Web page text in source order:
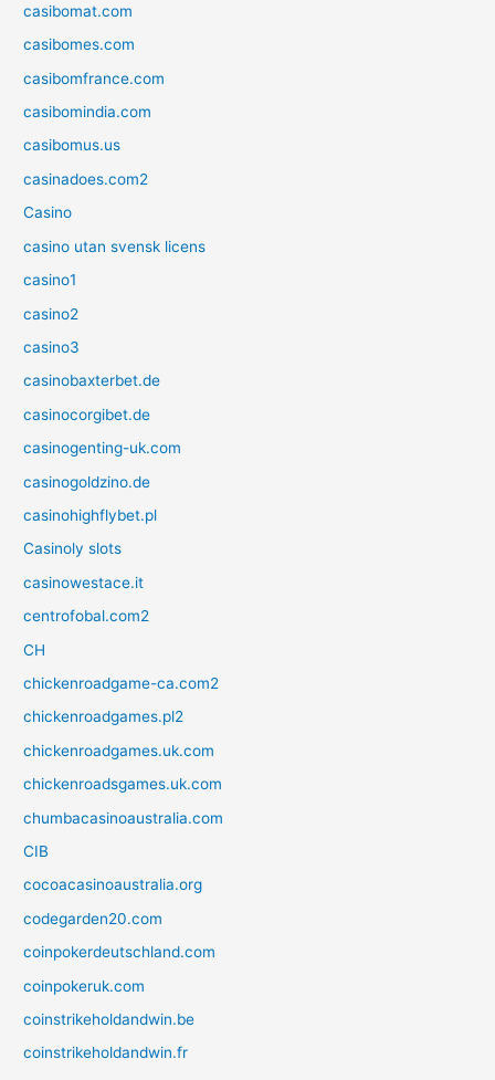
casibomat.com
casibomes.com
casibomfrance.com
casibomindia.com
casibomus.us
casinadoes.com2
Casino
casino utan svensk licens
casino1
casino2
casino3
casinobaxterbet.de
casinocorgibet.de
casinogenting-uk.com
casinogoldzino.de
casinohighflybet.pl
Casinoly slots
casinowestace.it
centrofobal.com2
CH
chickenroadgame-ca.com2
chickenroadgames.pl2
chickenroadgames.uk.com
chickenroadsgames.uk.com
chumbacasinoaustralia.com
CIB
cocoacasinoaustralia.org
codegarden20.com
coinpokerdeutschland.com
coinpokeruk.com
coinstrikeholdandwin.be
coinstrikeholdandwin.fr